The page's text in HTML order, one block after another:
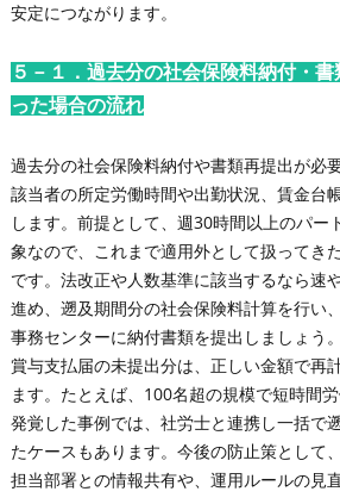
安定につながります。
５－１．過去分の社会保険料納付・
った場合の流れ
過去分の社会保険料納付や書類再提出が必
該当者の所定労働時間や出勤状況、賃金台
します。前提として、週30時間以上のパー
象なので、これまで適用外として扱ってき
です。法改正や人数基準に該当するなら速
進め、遡及期間分の社会保険料計算を行い
事務センターに納付書類を提出しましょう
賞与支払届の未提出分は、正しい金額で再
ます。たとえば、100名超の規模で短時間
発覚した事例では、社労士と連携し一括で
たケースもあります。今後の防止策として
担当部署との情報共有や、運用ルールの見